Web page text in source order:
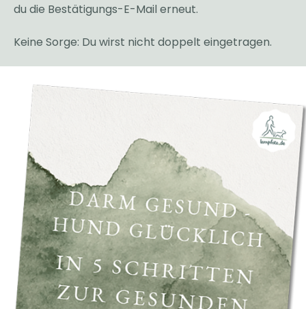
du die Bestätigungs-E-Mail erneut.
Keine Sorge: Du wirst nicht doppelt eingetragen.